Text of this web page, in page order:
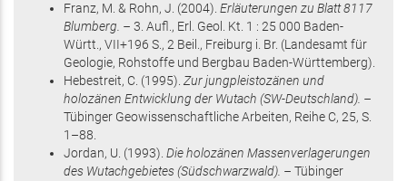
Franz, M. & Rohn, J. (2004). Erläuterungen zu Blatt 8117
Blumberg. – 3. Aufl., Erl. Geol. Kt. 1 : 25 000 Baden-
Württ., VII+196 S., 2 Beil., Freiburg i. Br. (Landesamt für
Geologie, Rohstoffe und Bergbau Baden-Württemberg).
Hebestreit, C. (1995). Zur jungpleistozänen und
holozänen Entwicklung der Wutach (SW-Deutschland). –
Tübinger Geowissenschaftliche Arbeiten, Reihe C, 25, S.
1–88.
Jordan, U. (1993). Die holozänen Massenverlagerungen
des Wutachgebietes (Südschwarzwald). – Tübinger